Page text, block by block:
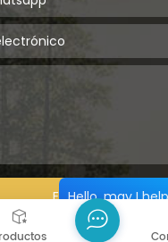
ENTREGAR
Hello, may I